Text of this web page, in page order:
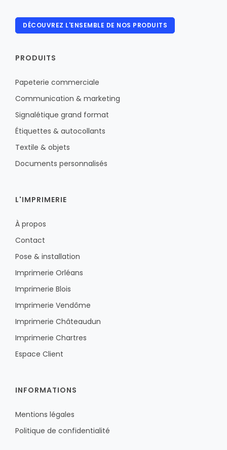
DÉCOUVREZ L'ENSEMBLE DE NOS PRODUITS
PRODUITS
Papeterie commerciale
Communication & marketing
Signalétique grand format
Étiquettes & autocollants
Textile & objets
Documents personnalisés
L'IMPRIMERIE
À propos
Contact
Pose & installation
Imprimerie Orléans
Imprimerie Blois
Imprimerie Vendôme
Imprimerie Châteaudun
Imprimerie Chartres
Espace Client
INFORMATIONS
Mentions légales
Politique de confidentialité